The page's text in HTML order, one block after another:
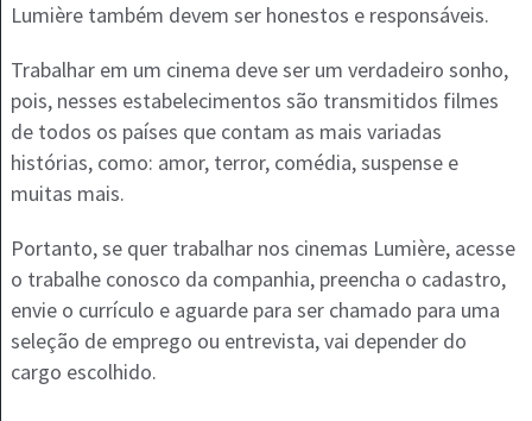
Lumière também devem ser honestos e responsáveis.
Trabalhar em um cinema deve ser um verdadeiro sonho,
pois, nesses estabelecimentos são transmitidos filmes
de todos os países que contam as mais variadas
histórias, como: amor, terror, comédia, suspense e
muitas mais.
Portanto, se quer trabalhar nos cinemas Lumière, acesse
o trabalhe conosco da companhia, preencha o cadastro,
envie o currículo e aguarde para ser chamado para uma
seleção de emprego ou entrevista, vai depender do
cargo escolhido.